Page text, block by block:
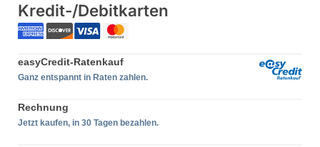
Kredit-/Debitkarten